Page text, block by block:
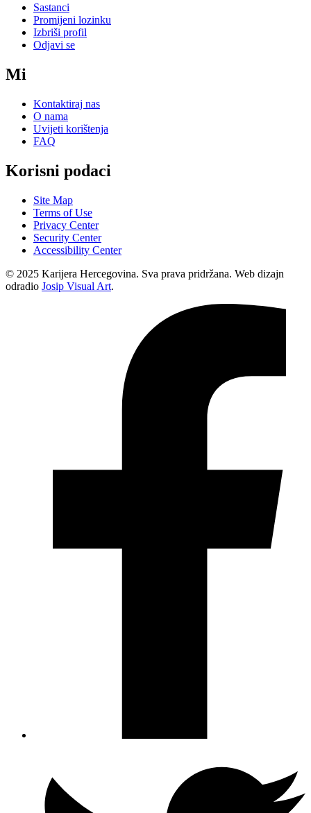
Sastanci
Promijeni lozinku
Izbriši profil
Odjavi se
Mi
Kontaktiraj nas
O nama
Uvijeti korištenja
FAQ
Korisni podaci
Site Map
Terms of Use
Privacy Center
Security Center
Accessibility Center
© 2025 Karijera Hercegovina. Sva prava pridržana. Web dizajn
odradio Josip Visual Art.